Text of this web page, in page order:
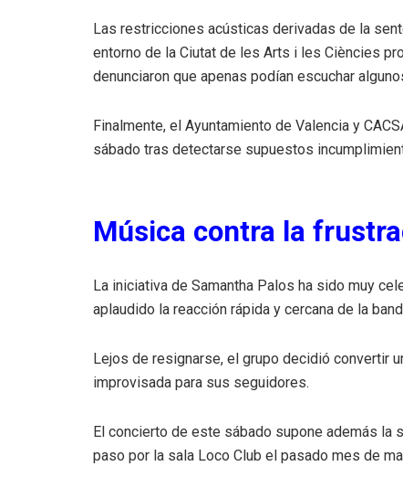
Las restricciones acústicas derivadas de la
entorno de la Ciutat de les Arts i les Ciències
denunciaron que apenas podían escuchar
Finalmente, el Ayuntamiento de Valencia y
sábado tras detectarse supuestos
Música contra la
La iniciativa de Samantha Palos ha sido muy
aplaudido la reacción rápida y cercana de la
Lejos de resignarse, el grupo decidió convertir
improvisada para sus seguidores.
El concierto de este sábado supone además la
paso por la sala Loco Club el pasado mes de